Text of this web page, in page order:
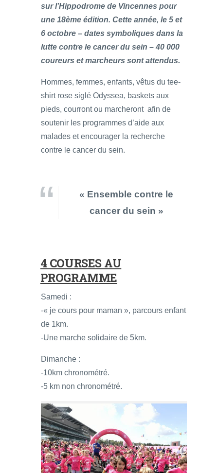
sur l’Hippodrome de Vincennes pour
une 18ème édition. Cette année, le 5 et
6 octobre – dates symboliques dans la
lutte contre le cancer du sein – 40 000
coureurs et marcheurs sont attendus.
Hommes, femmes, enfants, vêtus du tee-
shirt rose siglé Odyssea, baskets aux
pieds, courront ou marcheront afin de
soutenir les programmes d’aide aux
malades et encourager la recherche
contre le cancer du sein.
« Ensemble contre le
cancer du sein »
4 COURSES AU
PROGRAMME
Samedi :
-« je cours pour maman », parcours enfant
de 1km.
-Une marche solidaire de 5km.
Dimanche :
-10km chronométré.
-5 km non chronométré.